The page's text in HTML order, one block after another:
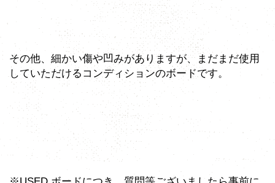
その他、細かい傷や凹みがありますが、まだまだ使用
していただけるコンディションのボードです。